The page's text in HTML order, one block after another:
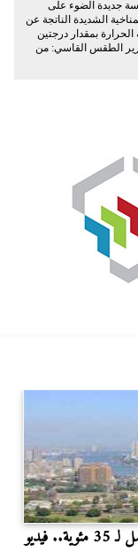
جديدة الضوء على
الشديدة الناتجة عن
الحرارة بمقدار درجتين
الطقس القاسي: من